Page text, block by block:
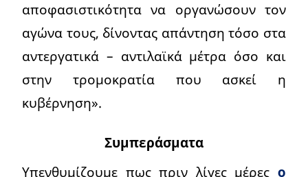
αποφασιστικότητα να οργανώσουν τον
αγώνα τους, δίνοντας απάντηση τόσο στα
αντεργατικά – αντιλαϊκά μέτρα όσο και
στην τρομοκρατία που ασκεί η
κυβέρνηση».
Συμπεράσματα
Υπενθυμίζουμε πως πριν λίγες μέρες ο